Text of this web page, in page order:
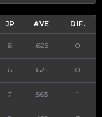
JP AVE DIF.
6 .625 0
6 .625 0
7 .563 1